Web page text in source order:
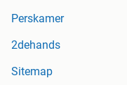
Perskamer
2dehands
Sitemap